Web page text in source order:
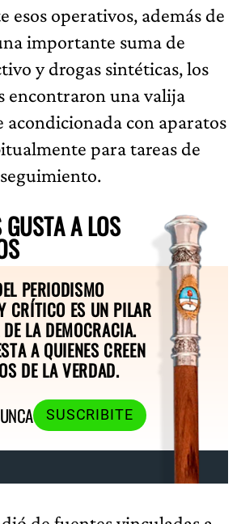
esos operativos, además de
importante suma de
y drogas sintéticas, los
encontraron una valija
acondicionada con aparatos
para tareas de
GUSTA A LOS
PERIODISMO
CRÍTICO ES UN PILAR
LA DEMOCRACIA.
A QUIENES CREEN
DE LA VERDAD.
SUSCRIBITE